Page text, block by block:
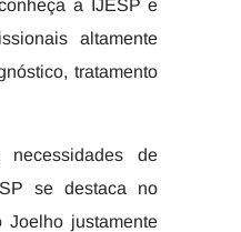
a IJESP e
altamente
tratamento
de
se destaca no
justamente